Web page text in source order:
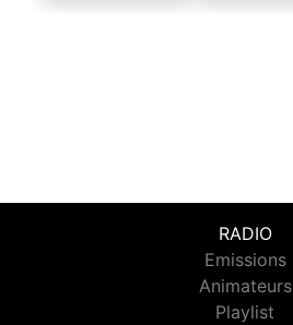
RADIO
Emissions
Animateurs
Playlist